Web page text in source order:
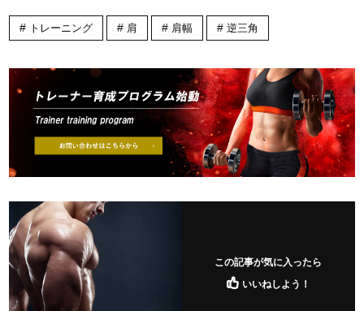
トレーニング 肩 肩幅 逆三角
この記事が気に入ったら
いいねしよう！